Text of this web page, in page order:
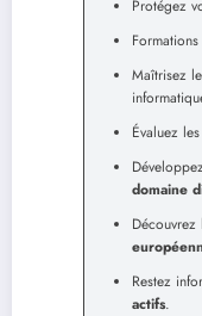
Protégez
Maîtrisez le
Évaluez
domaine
Découvrez
Restez
actifs.